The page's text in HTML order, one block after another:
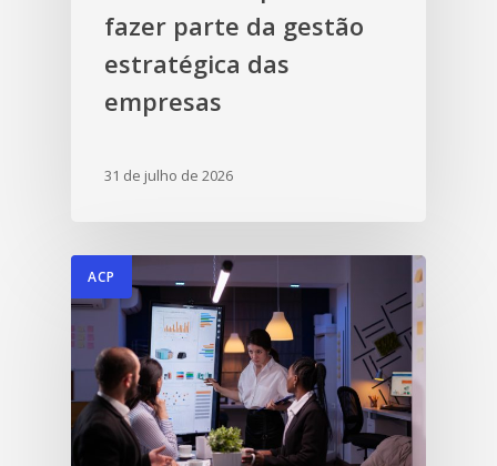
fazer parte da gestão
estratégica das
empresas
31 de julho de 2026
ACP